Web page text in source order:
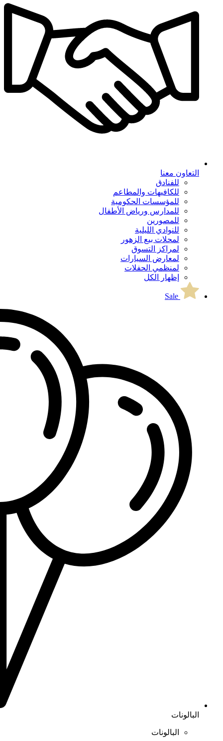
التعاون معنا
للفنادق
للكافيهات والمطاعم
للمؤسسات الحكومية
للمدارس ورياض الأطفال
للمصورين
للنوادي الليلية
لمحلات بيع الزهور
لمراكز التسوق
لمعارض السيارات
لمنظمي الحفلات
إظهار الكل
البالونات
البالونات